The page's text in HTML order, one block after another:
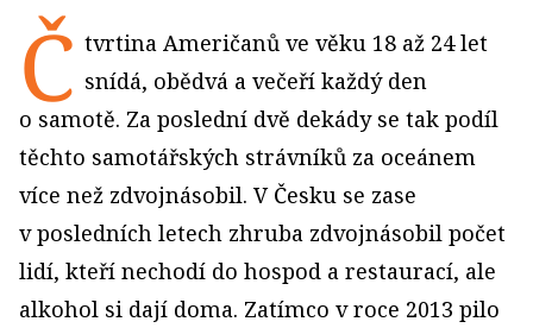
Č tvrtina Američanů ve věku 18 až 24 let
snídá, obědvá a večeří každý den
o samotě. Za poslední dvě dekády se tak podíl
těchto samotářských strávníků za oceánem
více než zdvojnásobil. V Česku se zase
v posledních letech zhruba zdvojnásobil počet
lidí, kteří nechodí do hospod a restaurací, ale
alkohol si dají doma. Zatímco v roce 2013 pilo